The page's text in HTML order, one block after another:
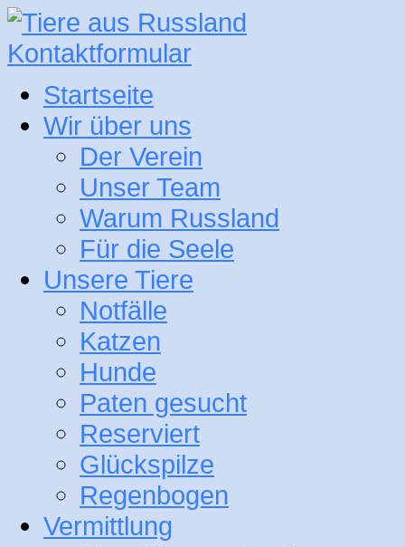
Kontaktformular
Startseite
Wir über uns
Der Verein
Unser Team
Warum Russland
Für die Seele
Unsere Tiere
Notfälle
Katzen
Hunde
Paten gesucht
Reserviert
Glückspilze
Regenbogen
Vermittlung